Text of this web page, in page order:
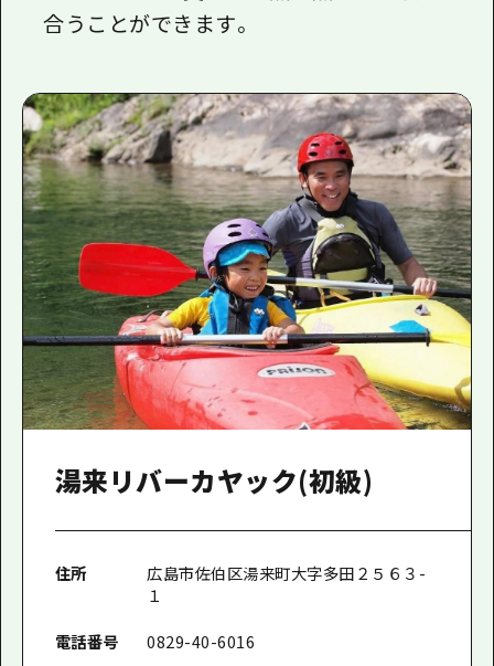
合うことができます。
湯来リバーカヤック(初級)
住所
広島市佐伯区湯来町大字多田２５６３-
１
電話番号
0829-40-6016